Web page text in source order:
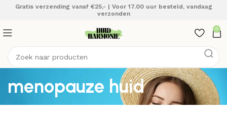
Gratis verzending vanaf €25,- | Voor 17.00 uur besteld, vandaag
verzonden
0
menopauze huid